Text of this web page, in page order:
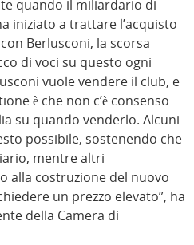
quando il miliardario di
iniziato a trattare l’acquisto
Berlusconi, la scorsa
di voci su questo ogni
vuole vendere il club, e
è che non c’è consenso
su quando venderlo. Alcuni
possibile, sostenendo che
mentre altri
alla costruzione del nuovo
un prezzo elevato”, ha
della Camera di